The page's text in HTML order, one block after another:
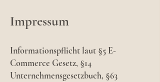
Impressum
Informationspflicht laut §5 E-
Commerce Gesetz, §14
Unternehmensgesetzbuch, §63